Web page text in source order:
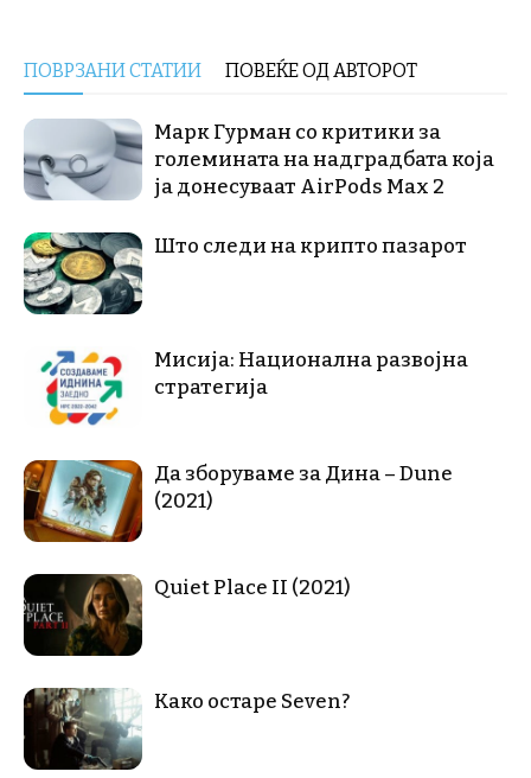
ПОВРЗАНИ СТАТИИ ПОВЕЌЕ ОД АВТОРОТ
Марк Гурман со критики за
големината на надградбата која
ја донесуваат AirPods Max 2
Што следи на крипто пазарот
Мисија: Национална развојна
стратегија
Да зборуваме за Дина – Dune
(2021)
Quiet Place II (2021)
Како остаре Seven?